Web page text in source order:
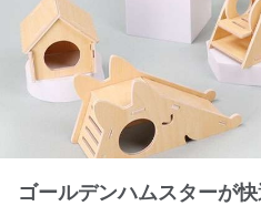
ゴールデンハムスターが